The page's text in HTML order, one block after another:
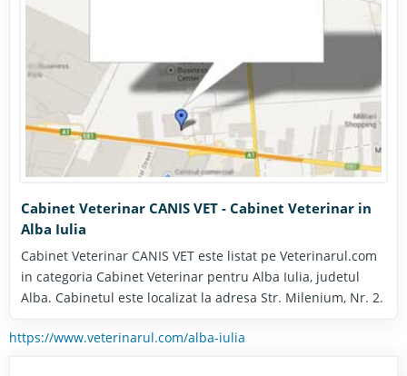
Cabinet Veterinar CANIS VET - Cabinet Veterinar in
Alba Iulia
Cabinet Veterinar CANIS VET este listat pe Veterinarul.com
in categoria Cabinet Veterinar pentru Alba Iulia, judetul
Alba. Cabinetul este localizat la adresa Str. Milenium, Nr. 2.
https://www.veterinarul.com/alba-iulia